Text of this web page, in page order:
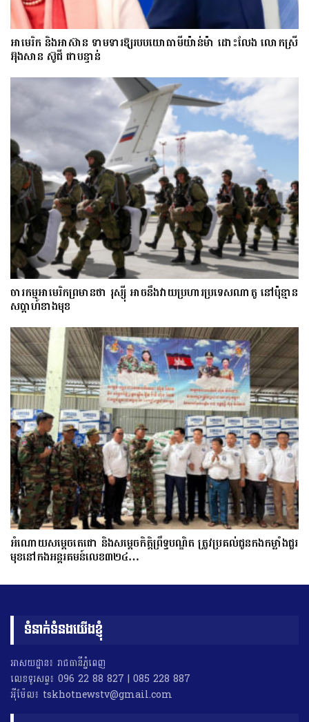
អាមេរិក និងអាស៊ាន ទាមទារឱ្យ​របបយោធាមីយ៉ាន់ម៉ា​ ដោះ​លែង​ លោកស្រី
អ៊ុងសាន ស៊ូជី ជា​បន្ទាន់
ចារកម្ម​អាមេរិក​ព្រមាន​ថា​ រុស្ស៊ី​ អាចនឹងវាយប្រហារប្រទេស​​ណា​តូ ​នៅ​ប៉ុន្មាន​
សប្តាហ៍​​ខាង​មុខ​​
អំណោយសម្តេចតេជោ និងសម្តេចកិត្តិព្រឹទ្ធបណ្ឌិត ត្រូវប្រគល់ជូនកងកម្លាំងជួរ
មុខនៅកងអន្តរគមន៍លេខ៣២៤…
ទំនាក់ទំនងយើងខ្ញុំ
អាសយដ្ឋាន៖ រាជធានីភ្នំពេញ
លេខទូរសព្ទ៖ 096 22 88 827 | 085 228 887
អុីម៉ែល៖ tskhotnewstv@gmail.com